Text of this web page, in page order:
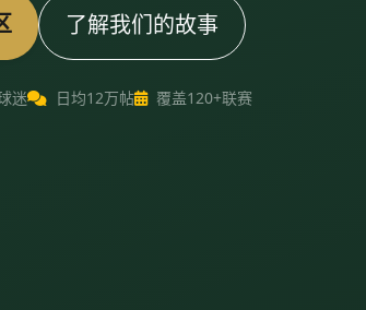
了解我们的故事
迷 日均12万帖 覆盖120+联赛